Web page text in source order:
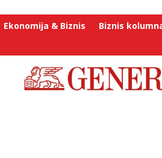
Ekonomija & Biznis Biznis